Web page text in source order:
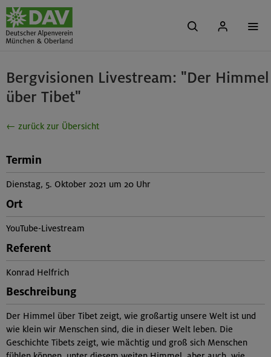
Bergvisionen Livestream: "Der Himmel
über Tibet"
← zurück zur Übersicht
Termin
Dienstag, 5. Oktober 2021 um 20 Uhr
Ort
YouTube-Livestream
Referent
Konrad Helfrich
Beschreibung
Der Himmel über Tibet zeigt, wie großartig unsere Welt ist und
wie klein wir Menschen sind, die in dieser Welt leben. Die
Geschichte Tibets zeigt, wie mächtig und groß sich Menschen